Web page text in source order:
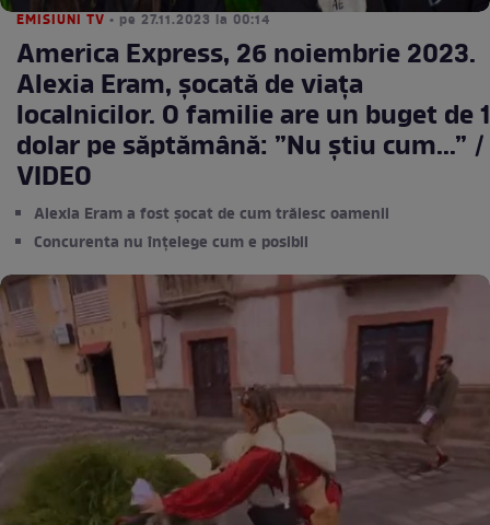
EMISIUNI TV • pe 27.11.2023 la 00:14
America Express, 26 noiembrie 2023.
Alexia Eram, șocată de viața
localnicilor. O familie are un buget de 1
dolar pe săptămână: ”Nu știu cum...” /
VIDEO
Alexia Eram a fost șocat de cum trăiesc oamenii
Concurenta nu înțelege cum e posibil